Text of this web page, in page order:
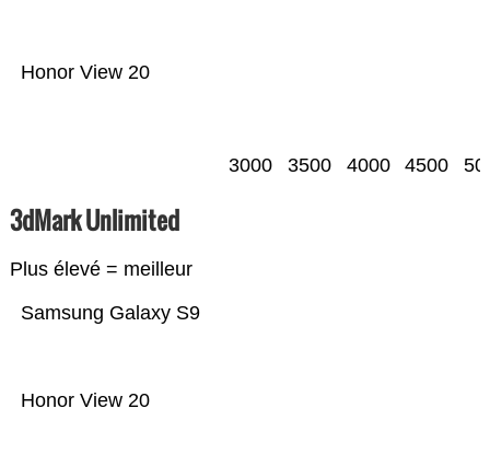
Honor View 20
3000 3500 4000 4500
3dMark Unlimited
Plus élevé = meilleur
Honor View 20
Samsung Galaxy S9